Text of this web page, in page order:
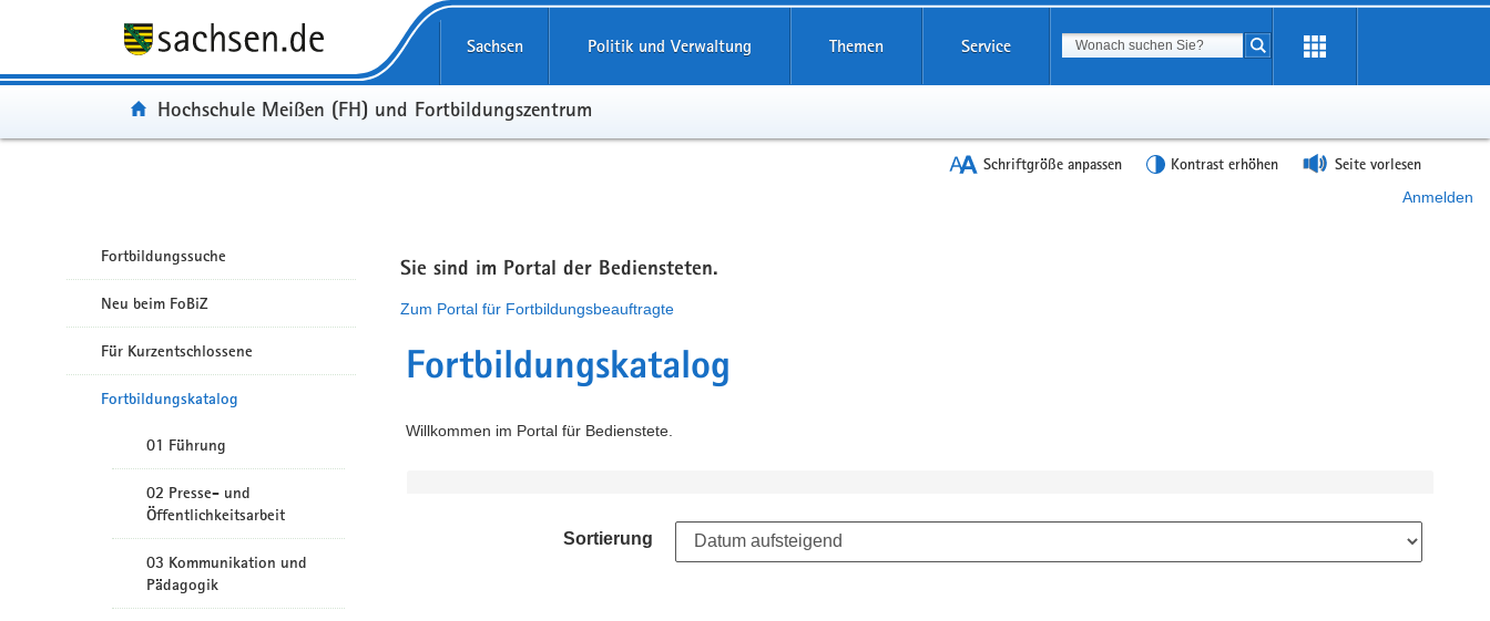
Sachsen Politik und Verwaltung Themen Service Suchbegriff
Suche starten
Portal:
Hochschule Meißen (FH) und Fortbildungszentrum
Schriftgröße anpassen Kontrast erhöhen Seite vorlesen
Anmelden
Fortbildungssuche
Neu beim FoBiZ
Für Kurzentschlossene
Fortbildungskatalog
01 Führung
02 Presse- und
Öffentlichkeitsarbeit
03 Kommunikation und
Pädagogik
Sie sind im Portal der Bediensteten.
Zum Portal für Fortbildungsbeauftragte
Fortbildungskatalog
Willkommen im Portal für Bedienstete.
Sortierung